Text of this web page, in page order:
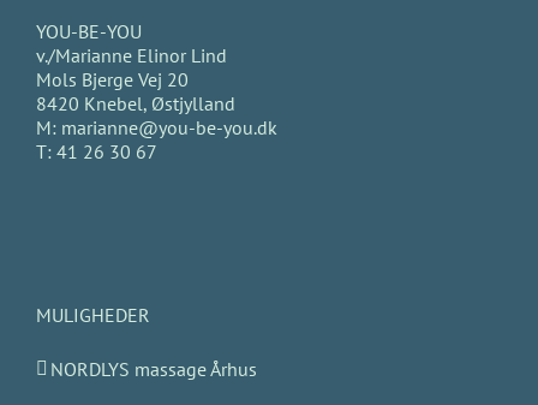
YOU-BE-YOU
v./Marianne Elinor Lind
Mols Bjerge Vej 20
8420 Knebel, Østjylland
M: marianne@you-be-you.dk
T: 41 26 30 67
MULIGHEDER
NORDLYS massage Århus